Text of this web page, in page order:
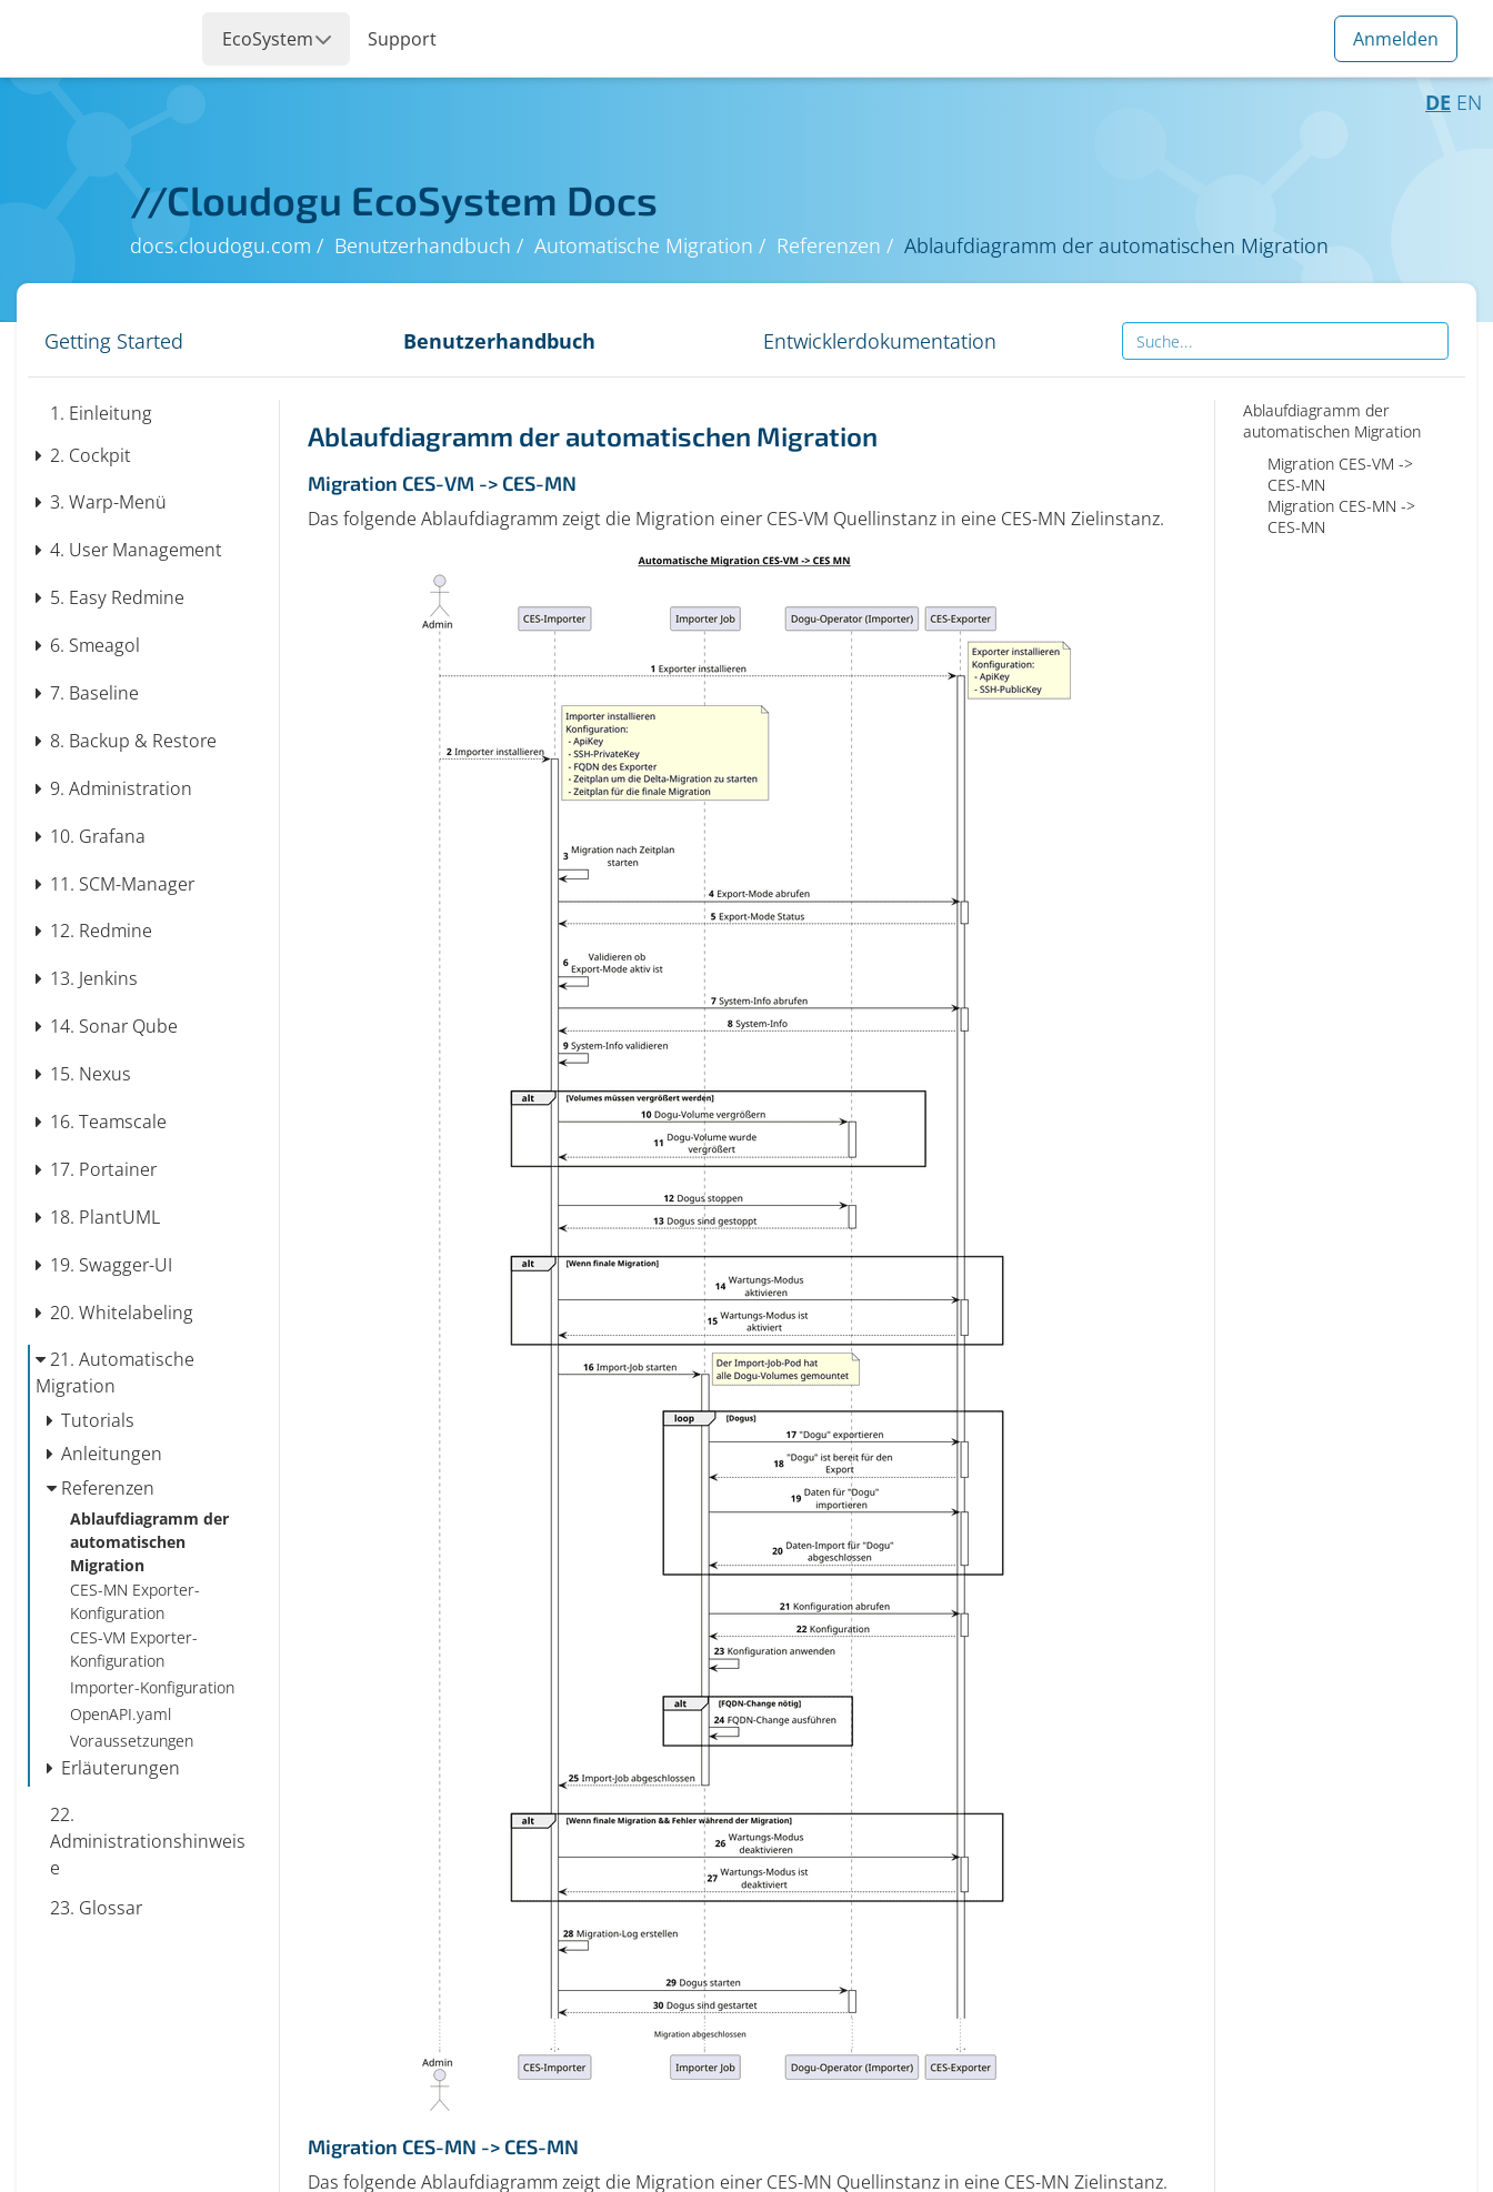
DE EN
//Cloudogu EcoSystem Docs
docs.cloudogu.com Benutzerhandbuch Automatische Migration Referenzen Ablaufdiagramm der automatischen Migration
Getting Started Benutzerhandbuch Entwicklerdokumentation
1. Einleitung
2. Cockpit
3. Warp-Menü
4. User Management
5. Easy Redmine
6. Smeagol
7. Baseline
8. Backup & Restore
9. Administration
10. Grafana
11. SCM-Manager
12. Redmine
13. Jenkins
14. Sonar Qube
15. Nexus
16. Teamscale
17. Portainer
18. PlantUML
19. Swagger-UI
20. Whitelabeling
21. Automatische
Migration
Tutorials
Anleitungen
Referenzen
Ablaufdiagramm der
automatischen
Migration
CES-MN Exporter-
Konfiguration
CES-VM Exporter-
Konfiguration
Importer-Konfiguration
OpenAPI.yaml
Voraussetzungen
Erläuterungen
22.
Administrationshinweis
e
23. Glossar
Ablaufdiagramm der automatischen Migration
Migration CES-VM -> CES-MN
Das folgende Ablaufdiagramm zeigt die Migration einer CES-VM Quellinstanz in eine CES-MN Zielinstanz.
Migration CES-MN -> CES-MN
Das folgende Ablaufdiagramm zeigt die Migration einer CES-MN Quellinstanz in eine CES-MN Zielinstanz.
Ablaufdiagramm der
automatischen Migration
Migration CES-VM ->
CES-MN
Migration CES-MN ->
CES-MN